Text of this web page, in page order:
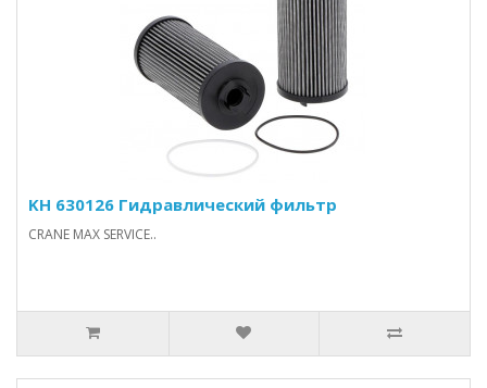
KH 630126 Гидравлический фильтр
CRANE MAX SERVICE..